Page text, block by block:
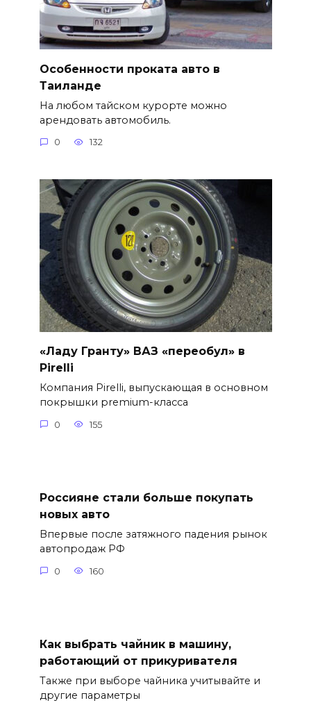
Особенности проката авто в
Таиланде
На любом тайском курорте можно
арендовать автомобиль.
0 132
«Ладу Гранту» ВАЗ «переобул» в
Pirelli
Компания Pirelli, выпускающая в основном
покрышки premium-класса
0 155
Россияне стали больше покупать
новых авто
Впервые после затяжного падения рынок
автопродаж РФ
0 160
Как выбрать чайник в машину,
работающий от прикуривателя
Также при выборе чайника учитывайте и
другие параметры